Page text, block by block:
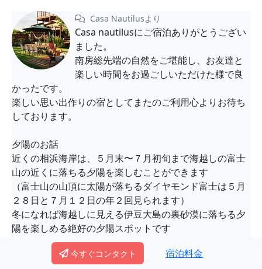
Casa Nautilusより
Casa nautilusにご宿泊ありがとうござい
ました。
南房総先端の自然をご堪能し、お友達と
楽しい時間をお過ごしいただけた様で良
かったです。
楽しい思い出作りの宿としてまたのご利用心よりお待ち
しております。
夕陽のお話
近くの相浜海岸は、５月末〜７月初旬まで海越しの富士
山の近くに落ちる夕陽を楽しむことができます
（富士山の山頂に太陽が落ちるダイヤモンド富士は５月
２８日と７月１２日の年２回見られます）
冬になれば海越しに見える伊豆大島の裏砂漠に落ちる夕
陽を楽しめる絶好の夕陽スポットです
？ ？ グループ旅行 投稿日2023-10-19
今すぐコンタクト 宿泊料金